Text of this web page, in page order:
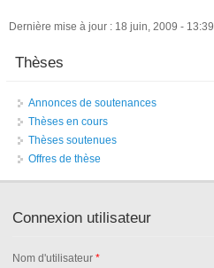
Dernière mise à jour : 18 juin, 2009 - 13:39
Thèses
Annonces de soutenances
Thèses en cours
Thèses soutenues
Offres de thèse
Connexion utilisateur
Nom d'utilisateur*